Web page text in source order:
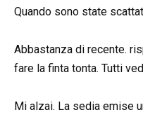
Quando sono state
Abbastanza di recente.
fare la finta tonta. Tutti
Mi alzai. La sedia emise